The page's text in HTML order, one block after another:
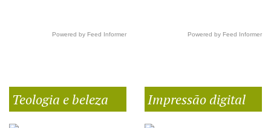
Powered by Feed Informer Powered by Feed Informer
Teologia e beleza Impressão digital